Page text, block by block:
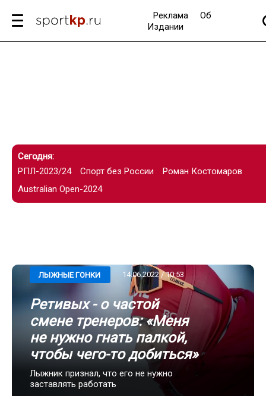
Реклама
Об
Издании
Сегодня:
РПЛ-2023/24
Спорт без России
Роман Костомаров
Australian Open-2024
ЛЫЖНЫЕ ГОНКИ 14.06.2022 / 10:53
Ретивых - о частой
смене тренеров: «Меня
не нужно гнать палкой,
чтобы чего-то добиться»
Лыжник признал, что его не нужно
заставлять работать